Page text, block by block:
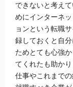
できないと考え
めにインターネ
ョンという転職
録しておくと自
ためとても心強
てくれたも助か
仕事やこれまで